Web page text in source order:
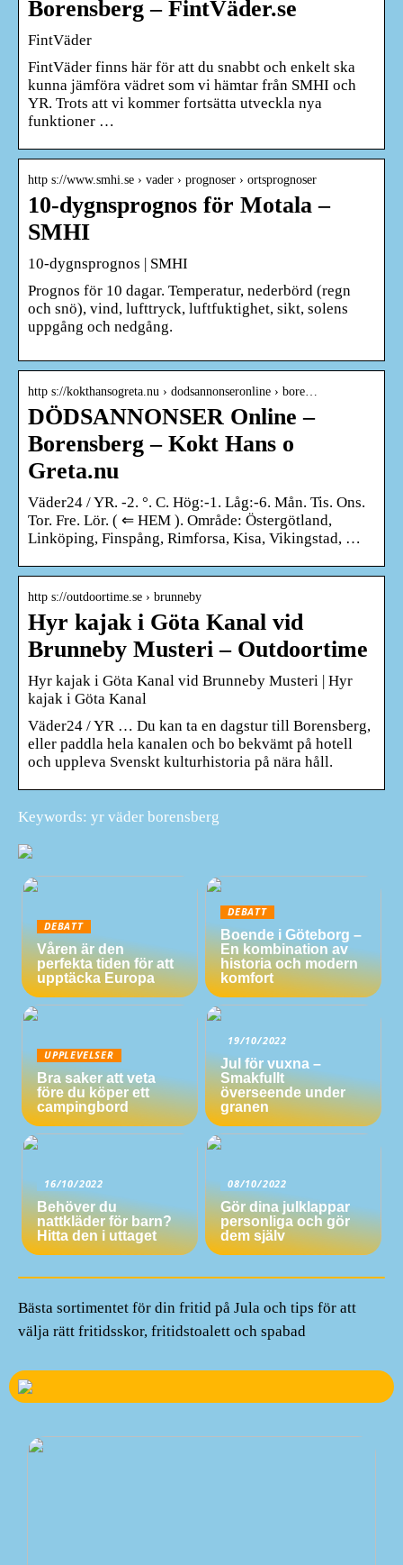
Borensberg – FintVäder.se
FintVäder
FintVäder finns här för att du snabbt och enkelt ska
kunna jämföra vädret som vi hämtar från SMHI och
YR. Trots att vi kommer fortsätta utveckla nya
funktioner …
http s://www.smhi.se › vader › prognoser › ortsprognoser
10-dygnsprognos för Motala –
SMHI
10-dygnsprognos | SMHI
Prognos för 10 dagar. Temperatur, nederbörd (regn
och snö), vind, lufttryck, luftfuktighet, sikt, solens
uppgång och nedgång.
http s://kokthansogreta.nu › dodsannonseronline › bore…
DÖDSANNONSER Online –
Borensberg – Kokt Hans o
Greta.nu
Väder24 / YR. -2. °. C. Hög:-1. Låg:-6. Mån. Tis. Ons.
Tor. Fre. Lör. ( ⇐ HEM ). Område: Östergötland,
Linköping, Finspång, Rimforsa, Kisa, Vikingstad, …
http s://outdoortime.se › brunneby
Hyr kajak i Göta Kanal vid
Brunneby Musteri – Outdoortime
Hyr kajak i Göta Kanal vid Brunneby Musteri | Hyr
kajak i Göta Kanal
Väder24 / YR … Du kan ta en dagstur till Borensberg,
eller paddla hela kanalen och bo bekvämt på hotell
och uppleva Svenskt kulturhistoria på nära håll.
Keywords: yr väder borensberg
DEBATT
Våren är den
perfekta tiden för att
upptäcka Europa
DEBATT
Boende i Göteborg –
En kombination av
historia och modern
komfort
UPPLEVELSER
Bra saker att veta
före du köper ett
campingbord
19/10/2022
Jul för vuxna –
Smakfullt
överseende under
granen
16/10/2022
Behöver du
nattkläder för barn?
Hitta den i uttaget
08/10/2022
Gör dina julklappar
personliga och gör
dem själv
Bästa sortimentet för din fritid på Jula och tips för att
välja rätt fritidsskor, fritidstoalett och spabad